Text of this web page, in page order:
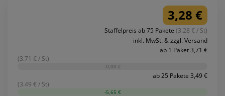
3,28 €
Staffelpreis ab 75 Pakete (3.28 € / St)
inkl. MwSt. & zzgl. Versand
ab 1 Paket 3,71 €
(3.71 € / St)
-0,00 €
ab 25 Pakete 3,49 €
(3.49 € / St)
-5,65 €